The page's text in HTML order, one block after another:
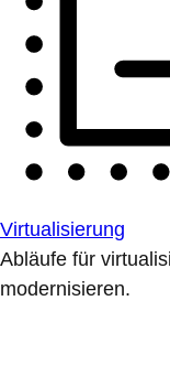
Virtualisierung
Abläufe für
modernisieren.